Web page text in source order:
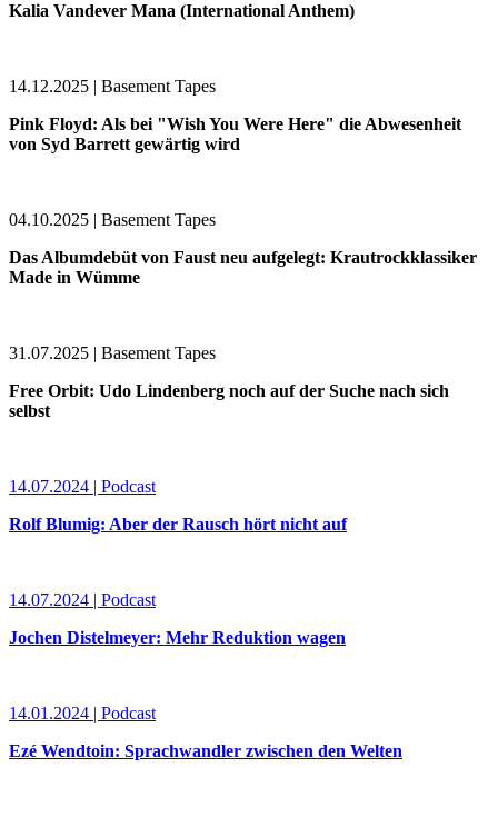
Kalia Vandever Mana (International Anthem)
14.12.2025 | Basement Tapes
Pink Floyd: Als bei "Wish You Were Here" die Abwesenheit
von Syd Barrett gewärtig wird
04.10.2025 | Basement Tapes
Das Albumdebüt von Faust neu aufgelegt: Krautrockklassiker
Made in Wümme
31.07.2025 | Basement Tapes
Free Orbit: Udo Lindenberg noch auf der Suche nach sich
selbst
14.07.2024 | Podcast
Rolf Blumig: Aber der Rausch hört nicht auf
14.07.2024 | Podcast
Jochen Distelmeyer: Mehr Reduktion wagen
14.01.2024 | Podcast
Ezé Wendtoin: Sprachwandler zwischen den Welten